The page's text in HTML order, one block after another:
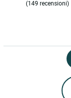
(149 recensioni)